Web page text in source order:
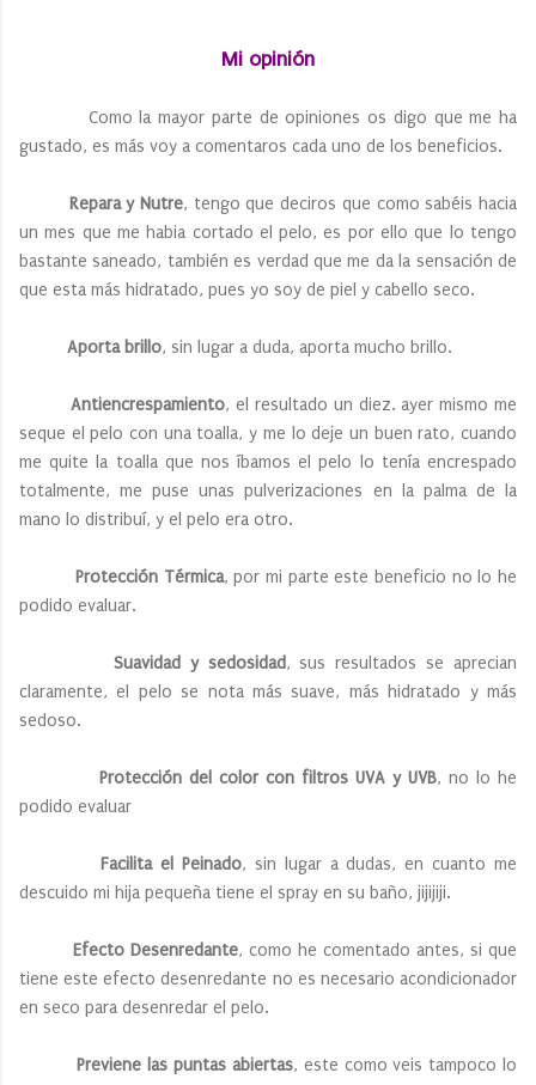
Mi opinión
Como la mayor parte de opiniones os digo que me ha
gustado, es más voy a comentaros cada uno de los beneficios.
Repara y Nutre, tengo que deciros que como sabéis hacia
un mes que me habia cortado el pelo, es por ello que lo tengo
bastante saneado, también es verdad que me da la sensación de
que esta más hidratado, pues yo soy de piel y cabello seco.
Aporta brillo, sin lugar a duda, aporta mucho brillo.
Antiencrespamiento, el resultado un diez. ayer mismo me
seque el pelo con una toalla, y me lo deje un buen rato, cuando
me quite la toalla que nos íbamos el pelo lo tenía encrespado
totalmente, me puse unas pulverizaciones en la palma de la
mano lo distribuí, y el pelo era otro.
Protección Térmica, por mi parte este beneficio no lo he
podido evaluar.
Suavidad y sedosidad, sus resultados se aprecian
claramente, el pelo se nota más suave, más hidratado y más
sedoso.
Protección del color con filtros UVA y UVB, no lo he
podido evaluar
Facilita el Peinado, sin lugar a dudas, en cuanto me
descuido mi hija pequeña tiene el spray en su baño, jijijiji.
Efecto Desenredante, como he comentado antes, si que
tiene este efecto desenredante no es necesario acondicionador
en seco para desenredar el pelo.
Previene las puntas abiertas, este como veis tampoco lo